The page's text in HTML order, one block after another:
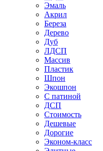
Эмаль
Акрил
Береза
Дерево
Дуб
ЛДСП
Массив
Пластик
Шпон
Экошпон
С патиной
ДСП
Стоимость
Дешевые
Дорогие
Эконом-класс